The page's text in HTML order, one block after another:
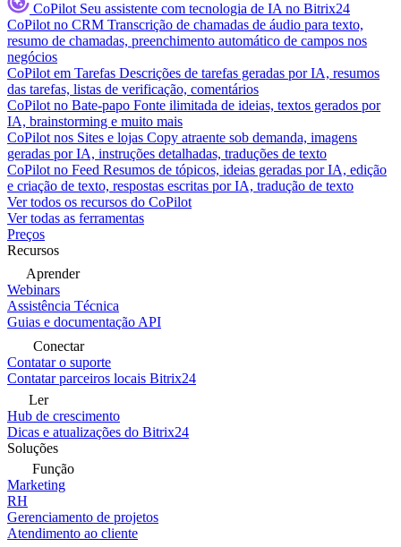
CoPilot Seu assistente com tecnologia de IA no Bitrix24
CoPilot no CRM Transcrição de chamadas de áudio para texto,
resumo de chamadas, preenchimento automático de campos nos
negócios
CoPilot em Tarefas Descrições de tarefas geradas por IA, resumos
das tarefas, listas de verificação, comentários
CoPilot no Bate-papo Fonte ilimitada de ideias, textos gerados por
IA, brainstorming e muito mais
CoPilot nos Sites e lojas Copy atraente sob demanda, imagens
geradas por IA, instruções detalhadas, traduções de texto
CoPilot no Feed Resumos de tópicos, ideias geradas por IA, edição
e criação de texto, respostas escritas por IA, tradução de texto
Ver todos os recursos do CoPilot
Ver todas as ferramentas
Preços
Recursos
Aprender
Webinars
Assistência Técnica
Guias e documentação API
Conectar
Contatar o suporte
Contatar parceiros locais Bitrix24
Ler
Hub de crescimento
Dicas e atualizações do Bitrix24
Soluções
Função
Marketing
RH
Gerenciamento de projetos
Atendimento ao cliente